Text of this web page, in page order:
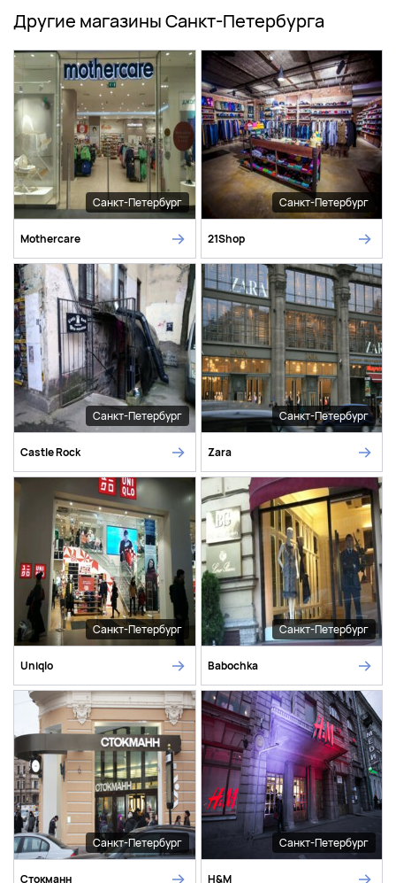
Другие магазины Санкт-Петербурга
Санкт-Петербург
Mothercare
Санкт-Петербург
21Shop
Санкт-Петербург
Castle Rock
Санкт-Петербург
Zara
Санкт-Петербург
Uniqlo
Санкт-Петербург
Babochka
Санкт-Петербург
Стокманн
Санкт-Петербург
H&M